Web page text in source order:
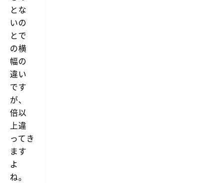
とな
いの
とで
の横
幅の
違い
です
が、
倍以
上違
ってき
ます
よ
ね。